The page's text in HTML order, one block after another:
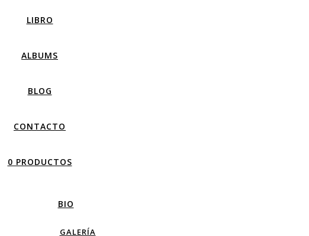
LIBRO
ALBUMS
BLOG
CONTACTO
0 PRODUCTOS
BIO
GALERÍA